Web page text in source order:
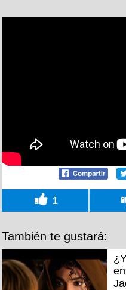
1
También te gustará: